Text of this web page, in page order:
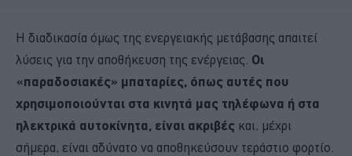
Η διαδικασία όμως της ενεργειακής μετάβασης απαιτεί
λύσεις για την αποθήκευση της ενέργειας. Οι
«παραδοσιακές» μπαταρίες, όπως αυτές που
χρησιμοποιούνται στα κινητά μας τηλέφωνα ή στα
ηλεκτρικά αυτοκίνητα, είναι ακριβές και, μέχρι
σήμερα, είναι αδύνατο να αποθηκεύσουν τεράστιο φορτίο.